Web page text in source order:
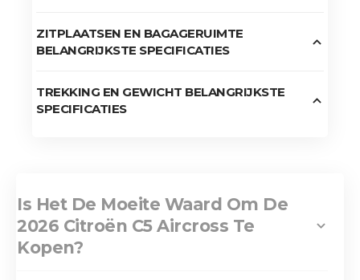
ZITPLAATSEN EN BAGAGERUIMTE
BELANGRIJKSTE SPECIFICATIES
TREKKING EN GEWICHT BELANGRIJKSTE
SPECIFICATIES
Is Het De Moeite Waard Om De
2026 Citroën C5 Aircross Te
Kopen?